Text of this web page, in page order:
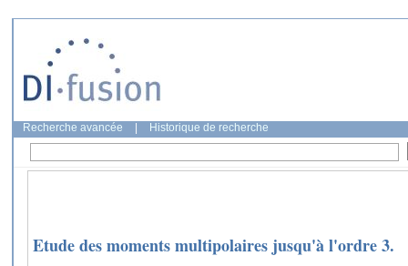
Recherche avancée Historique de recherche
Etude des moments multipolaires jusqu'à l'ordre 3.